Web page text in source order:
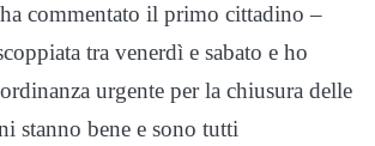
commentato il primo cittadino –
tra venerdì e sabato e ho
urgente per la chiusura delle
stanno bene e sono tutti